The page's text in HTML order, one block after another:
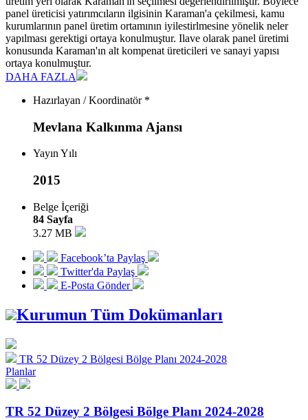
panel üreticisi yatırımcıların ilgisinin Karaman'a çekilmesi, kamu
kurumlarının panel üretim ortamının iyilestirlmesine yönelik neler
yapılması gerektigi ortaya konulmuştur. Ilave olarak panel üretimi
konusunda Karaman'ın alt kompenat üreticileri ve sanayi yapısı
ortaya konulmuştur.
DAHA FAZLA
Hazırlayan / Koordinatör *
Mevlana Kalkınma Ajansı
Yayın Yılı
2015
Belge İçeriği
84 Sayfa
3.27 MB
Facebook’ta Paylaş
Twitter'da Paylaş
E-Posta Gönder
Kurumun Tüm Dokümanları
TR 52 Düzey 2 Bölgesi Bölge Planı 2024-2028
Planlar
TR 52 Düzey 2 Bölgesi Bölge Planı 2024-2028